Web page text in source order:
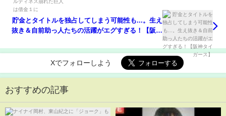
貯金とタイトルを独占してしまう可能性も...。生え
抜き＆自前助っ人たちの活躍がエグすぎる！【阪神
Xでフォローしよう
おすすめの記事